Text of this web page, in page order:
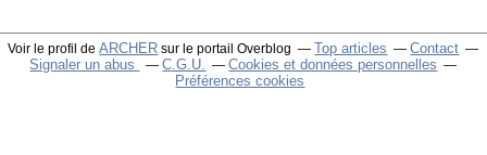
Voir le profil deARCHER sur le portail Overblog Top articles
Contact
Signaler un abus
C.G.U.
Cookies et données personnelles
Préférences cookies